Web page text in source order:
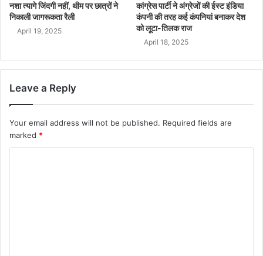
नशा त्यागे जिंदगी नहीं, थीम पर छात्रों ने
निकाली जागरूकता रैली
April 19, 2025
कांग्रेस पार्टी ने अंग्रेजों की ईस्ट इंडिया
कंपनी की तरह कई कंपनियां बनाकर देश
को लूटा-तिलक राज
April 18, 2025
Leave a Reply
Your email address will not be published. Required fields are
marked *